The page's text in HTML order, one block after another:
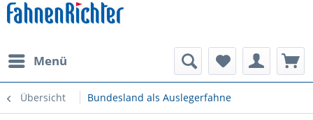
Menü
Übersicht Bundesland als Auslegerfahne